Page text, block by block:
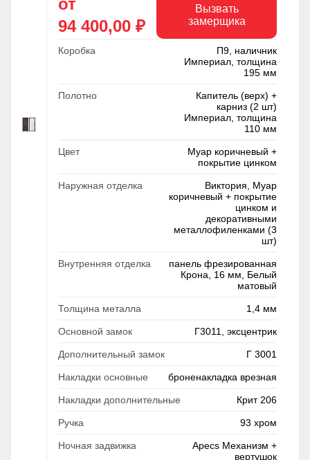
94 400,00 ₽
Вызвать
замерщика
Коробка
П9, наличник
Империал, толщина
195 мм
Полотно
Капитель (верх) +
карниз (2 шт)
Империал, толщина
110 мм
Цвет
Муар коричневый +
покрытие цинком
Наружная отделка
Виктория, Муар
коричневый + покрытие
цинком и
декоративными
металлофиленками (3
шт)
Внутренняя отделка
панель фрезированная
Крона, 16 мм, Белый
матовый
Толщина металла 1,4 мм
Основной замок Г3011, эксцентрик
Дополнительный замок Г 3001
Накладки основные броненакладка врезная
Накладки дополнительные Крит 206
Ручка 93 хром
Ночная задвижка
Apecs Механизм +
вертушок